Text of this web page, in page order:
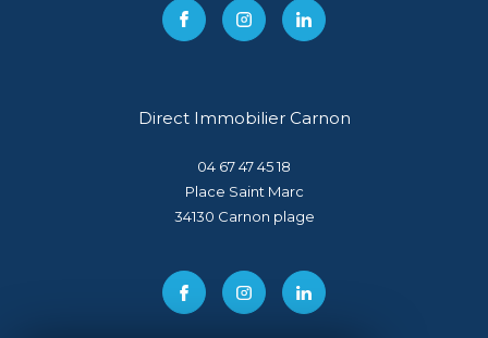
Direct Immobilier Carnon
04 67 47 45 18
Place Saint Marc
34130
carnon plage